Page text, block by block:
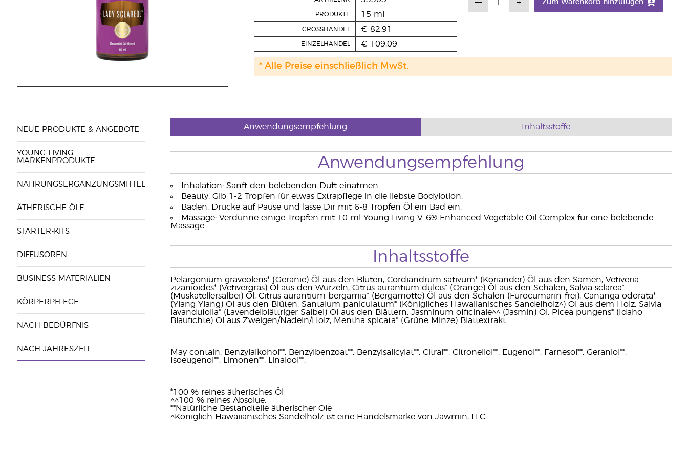
PRODUKTE 15 ml
GROSSHANDEL € 82,91
EINZELHANDEL € 109,09
Zum Warenkorb hinzufügen
* Alle Preise einschließlich MwSt.
NEUE PRODUKTE & ANGEBOTE
YOUNG LIVING
MARKENPRODUKTE
NAHRUNGSERGÄNZUNGSMITTEL
ÄTHERISCHE ÖLE
STARTER-KITS
DIFFUSOREN
BUSINESS MATERIALIEN
KÖRPERPFLEGE
NACH BEDÜRFNIS
NACH JAHRESZEIT
Anwendungsempfehlung Inhaltsstoffe
Anwendungsempfehlung
Inhalation: Sanft den belebenden Duft einatmen.
Beauty: Gib 1-2 Tropfen für etwas Extrapflege in die liebste Bodylotion.
Baden: Drücke auf Pause und lasse Dir mit 6-8 Tropfen Öl ein Bad ein.
Massage: Verdünne einige Tropfen mit 10 ml Young Living V-6® Enhanced Vegetable Oil Complex für eine belebende
Massage.
Inhaltsstoffe
Pelargonium graveolens* (Geranie) Öl aus den Blüten, Cordiandrum sativum* (Koriander) Öl aus den Samen, Vetiveria
zizanioides* (Vetivergras) Öl aus den Wurzeln, Citrus aurantium dulcis* (Orange) Öl aus den Schalen, Salvia sclarea*
(Muskatellersalbei) Öl, Citrus aurantium bergamia* (Bergamotte) Öl aus den Schalen (Furocumarin-frei), Cananga odorata*
(Ylang Ylang) Öl aus den Blüten, Santalum paniculatum* (Königliches Hawaiianisches Sandelholz^) Öl aus dem Holz, Salvia
lavandufolia* (Lavendelblättriger Salbei) Öl aus den Blättern, Jasminum officinale^^ (Jasmin) Öl, Picea pungens* (Idaho
Blaufichte) Öl aus Zweigen/Nadeln/Holz, Mentha spicata* (Grüne Minze) Blattextrakt.
May contain: Benzylalkohol**, Benzylbenzoat**, Benzylsalicylat**, Citral**, Citronellol**, Eugenol**, Farnesol**, Geraniol**,
Isoeugenol**, Limonen**, Linalool**.
*100 % reines ätherisches Öl
^^100 % reines Absolue.
**Natürliche Bestandteile ätherischer Öle
^Königlich Hawaiianisches Sandelholz ist eine Handelsmarke von Jawmin, LLC.